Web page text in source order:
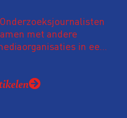
met andere
in een
Volgens deze